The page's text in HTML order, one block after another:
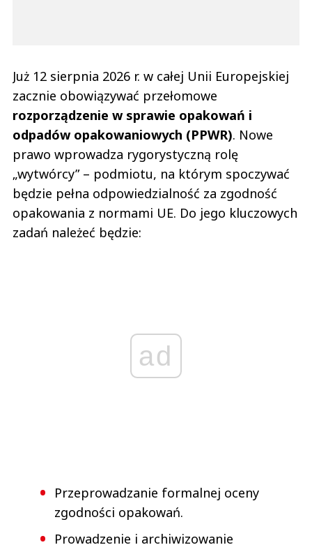
Już 12 sierpnia 2026 r. w całej Unii Europejskiej
zacznie obowiązywać przełomowe
rozporządzenie w sprawie opakowań i
odpadów opakowaniowych (PPWR). Nowe
prawo wprowadza rygorystyczną rolę
„wytwórcy” – podmiotu, na którym spoczywać
będzie pełna odpowiedzialność za zgodność
opakowania z normami UE. Do jego kluczowych
zadań należeć będzie:
ad
Przeprowadzanie formalnej oceny
zgodności opakowań.
Prowadzenie i archiwizowanie